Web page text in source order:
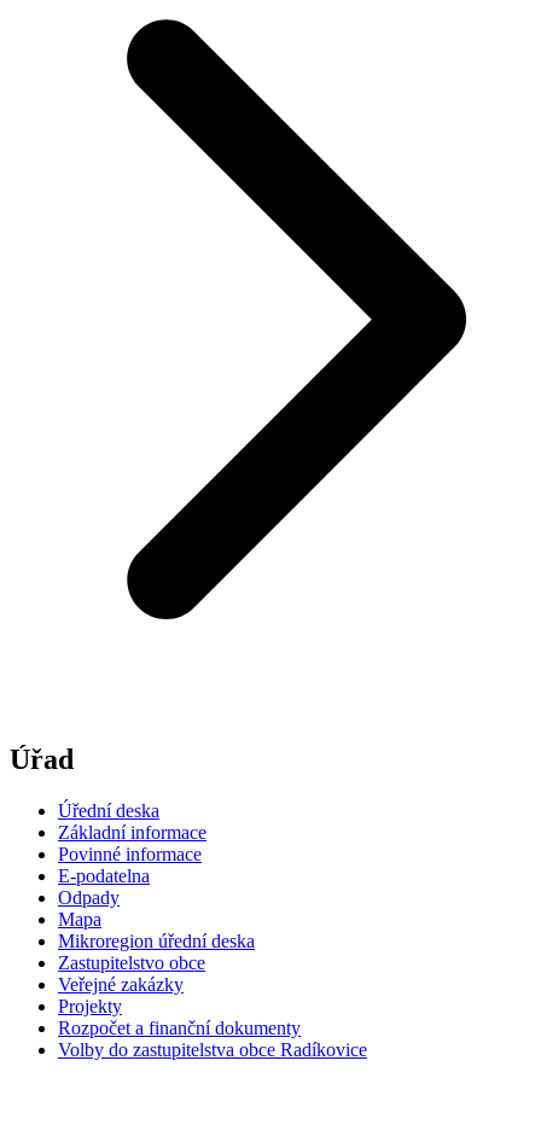
Úřad
Úřední deska
Základní informace
Povinné informace
E-podatelna
Odpady
Mapa
Mikroregion úřední deska
Zastupitelstvo obce
Veřejné zakázky
Projekty
Rozpočet a finanční dokumenty
Volby do zastupitelstva obce Radíkovice